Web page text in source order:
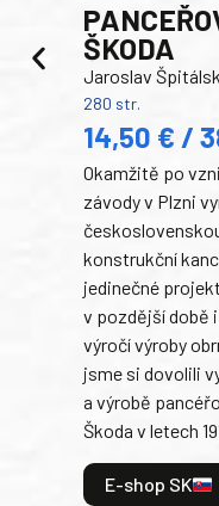
ŠKODA
Jaroslav
280 str.
14,50 € /
Okamžitě po
závody v Plzni
konstrukční
jedinečné
v pozdější době
výročí výroby
jsme si dovolili
a výrobě
Škoda v letech
E-shop SK